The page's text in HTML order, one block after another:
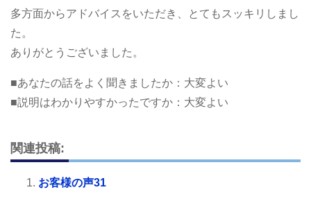
多方面からアドバイスをいただき、とてもスッキリしまし
た。
ありがとうございました。
■あなたの話をよく聞きましたか：大変よい
■説明はわかりやすかったですか：大変よい
関連投稿:
お客様の声31